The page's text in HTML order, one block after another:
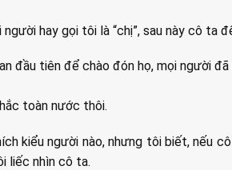
hay gọi tôi là “chị”, sau này cô ta
đầu tiên để chào đón họ, mọi người
toàn nước thôi.
kiểu người nào, nhưng tôi biết, nếu
liếc nhìn cô ta.